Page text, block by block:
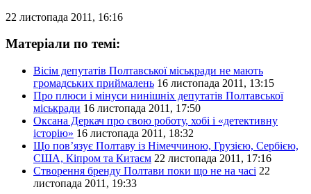
22 листопада 2011, 16:16
Матеріали по темі:
Вісім депутатів Полтавської міськради не мають
громадських приймалень 16 листопада 2011, 13:15
Про плюси і мінуси нинішніх депутатів Полтавської
міськради 16 листопада 2011, 17:50
Оксана Деркач про свою роботу, хобі і «детективну
історію» 16 листопада 2011, 18:32
Що пов’язує Полтаву із Німеччиною, Грузією, Сербією,
США, Кіпром та Китаєм 22 листопада 2011, 17:16
Створення бренду Полтави поки що не на часі 22
листопада 2011, 19:33